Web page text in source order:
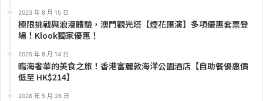
2023 年 8 月 15 日
極限挑戰與浪漫體驗，澳門觀光塔【煙花匯演】多項優惠套票登
場！Klook獨家優惠！
2025 年 8 月 14 日
臨海奢華的美食之旅！香港富麗敦海洋公園酒店【自助餐優惠價
低至 HK$214】
2026 年 5 月 26 日